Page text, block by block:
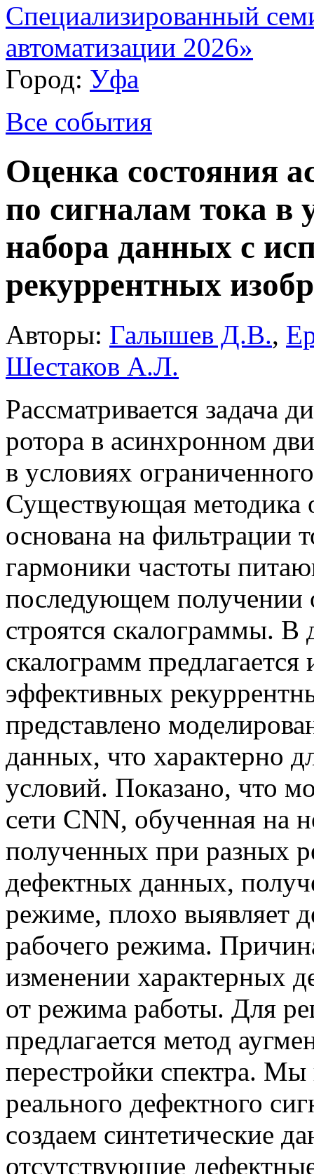
Специализированный
автоматизации 2026»
Город: Уфа
Все события
Оценка состояния
по сигналам тока в
набора данных с
рекуррентных
Авторы: Галышев Д.В.,
Шестаков А.Л.
Рассматривается задача
ротора в асинхронном
в условиях
Существующая методика
основана на фильтрации
гармоники частоты
последующем получении
строятся скалограммы. В
скалограмм
эффективных
представлено
данных, что характерно
условий. Показано, что
сети CNN, обученная на
полученных при разных
дефектных данных,
режиме, плохо выявляет
рабочего режима.
изменении характерных
от режима работы. Для
предлагается метод
перестройки спектра. Мы
реального дефектного
создаем синтетические
отсутствующие